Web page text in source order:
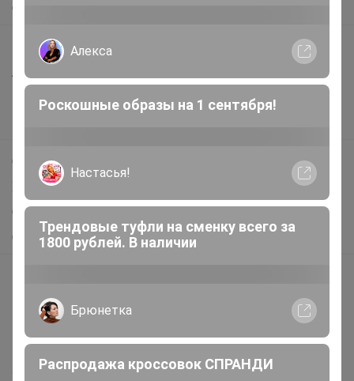
О нас
Все предложения
Анонсы
Новости
Самое выгодное
Хиты продаж
Самое желанное
Самое быстрое
Picabox.ru - Лучшее место для ваших изображений
Розыгрыш - Генератор случайных чисел
Пульс нашего маркетплейса
Укорачиватель ссылок
Алекса
Роскошные образы на 1 сентября!
Настасья!
Трендовые туфли на сменку всего за
1800 рублей. В наличии
Брюнетка
Распродажа кроссовок СПРАНДИ